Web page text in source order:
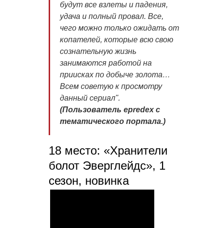
будут все взлеты и падения,
удача и полный провал. Все,
чего можно только ожидать от
копателей, которые всю свою
сознательную жизнь
занимаются работой на
приисках по добыче золота…
Всем советую к просмотру
данный сериал".
(Пользователь epredex c
тематического портала.)
18 место: «Хранители
болот Эверглейдс», 1
сезон, новинка